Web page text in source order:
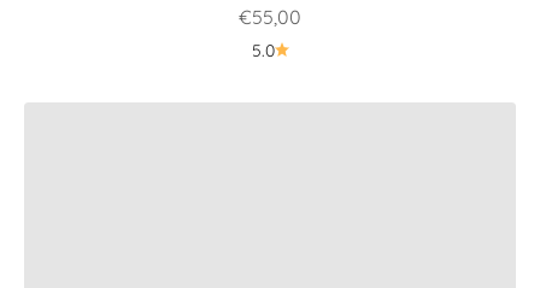
Prezzo scontato
€55,00
5.0
Quale prodotto è più adatto a me?